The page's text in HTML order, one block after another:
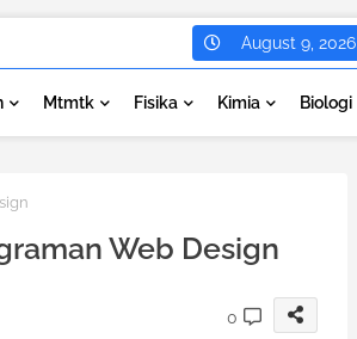
August 9, 2026
Mtmtk Fisika Kimia Biologi
Web Design
0